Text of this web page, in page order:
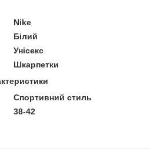
Nike
Білий
Унісекс
Шкарпетки
Спортивний стиль
38-42